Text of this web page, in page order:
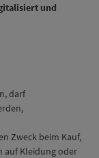
und
darf
Zweck beim Kauf,
auf Kleidung oder